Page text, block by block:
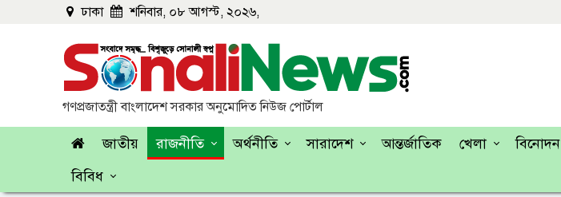
ঢাকা শনিবার, ০৮ আগস্ট, ২০২৬,
গণপ্রজাতন্ত্রী বাংলাদেশ সরকার অনুমোদিত নিউজ পোর্টাল
জাতীয় রাজনীতি অর্থনীতি সারাদেশ আন্তর্জাতিক খেলা বিনোদন
বিবিধ